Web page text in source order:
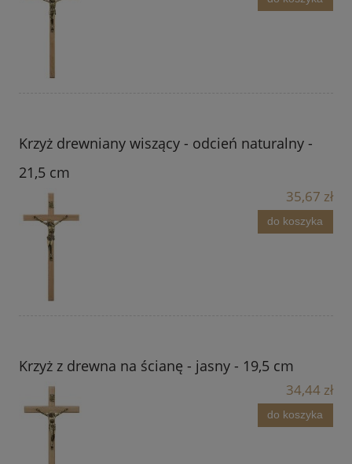
Krzyż drewniany wiszący - odcień naturalny -
21,5 cm
35,67 zł
do koszyka
Krzyż z drewna na ścianę - jasny - 19,5 cm
34,44 zł
do koszyka